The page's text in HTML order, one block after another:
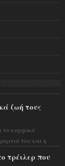
ζωή τους
το καρμικό
του και η
τρέιλερ που